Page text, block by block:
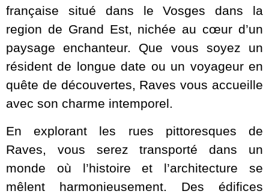
française situé dans le Vosges dans la
region de Grand Est, nichée au cœur d’un
paysage enchanteur. Que vous soyez un
résident de longue date ou un voyageur en
quête de découvertes, Raves vous accueille
avec son charme intemporel.
En explorant les rues pittoresques de
Raves, vous serez transporté dans un
monde où l’histoire et l’architecture se
mêlent harmonieusement. Des édifices